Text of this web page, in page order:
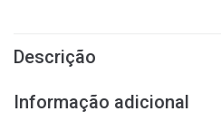
Descrição
Informação adicional